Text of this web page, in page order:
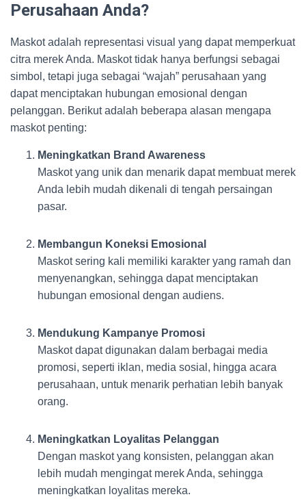
Perusahaan Anda?
Maskot adalah representasi visual yang dapat memperkuat
citra merek Anda. Maskot tidak hanya berfungsi sebagai
simbol, tetapi juga sebagai “wajah” perusahaan yang
dapat menciptakan hubungan emosional dengan
pelanggan. Berikut adalah beberapa alasan mengapa
maskot penting:
Meningkatkan Brand Awareness
Maskot yang unik dan menarik dapat membuat merek
Anda lebih mudah dikenali di tengah persaingan
pasar.
Membangun Koneksi Emosional
Maskot sering kali memiliki karakter yang ramah dan
menyenangkan, sehingga dapat menciptakan
hubungan emosional dengan audiens.
Mendukung Kampanye Promosi
Maskot dapat digunakan dalam berbagai media
promosi, seperti iklan, media sosial, hingga acara
perusahaan, untuk menarik perhatian lebih banyak
orang.
Meningkatkan Loyalitas Pelanggan
Dengan maskot yang konsisten, pelanggan akan
lebih mudah mengingat merek Anda, sehingga
meningkatkan loyalitas mereka.